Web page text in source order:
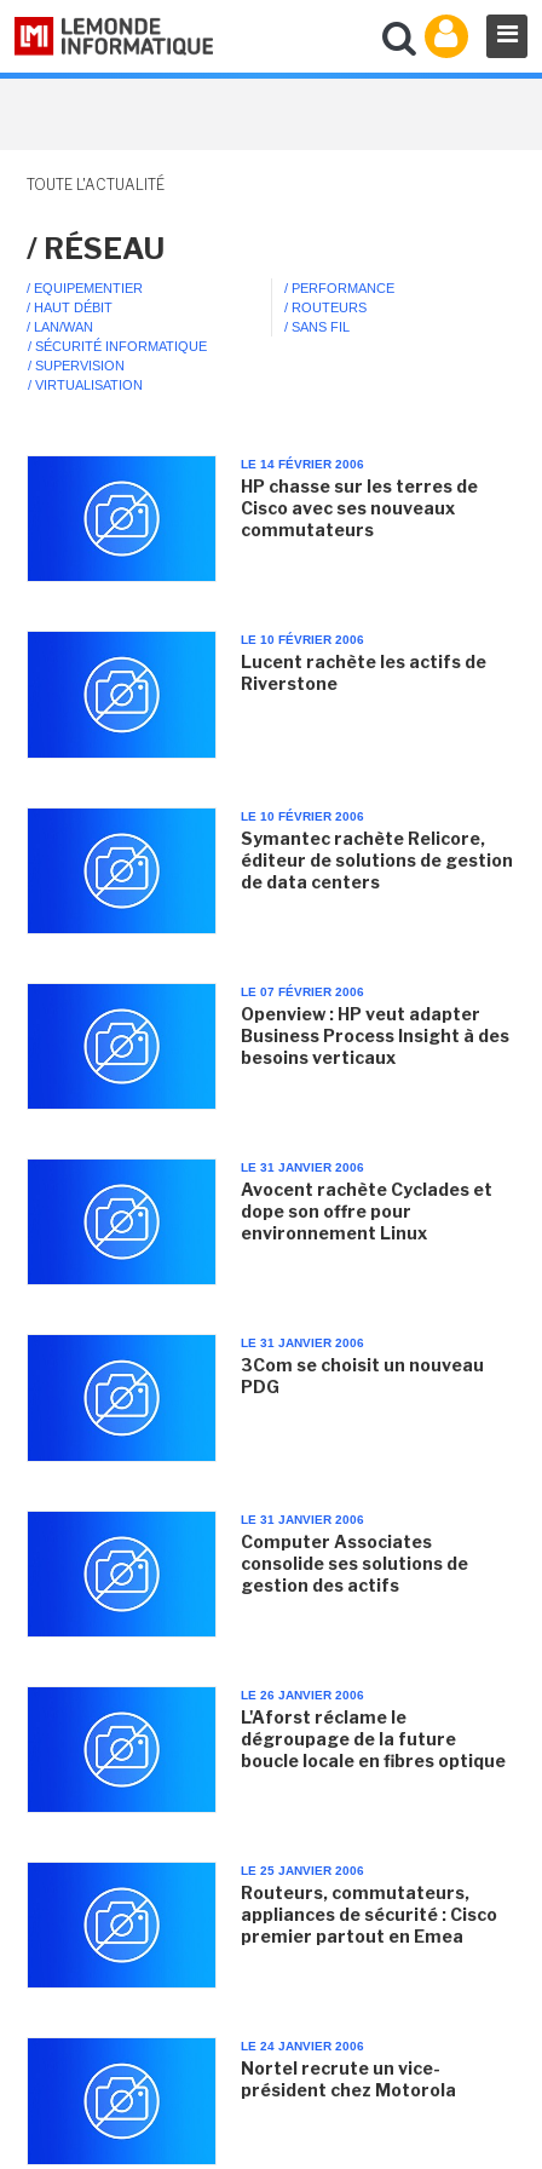
TOUTE L'ACTUALITÉ
/ RÉSEAU
/ EQUIPEMENTIER
/ HAUT DÉBIT
/ LAN/WAN
/ PERFORMANCE
/ ROUTEURS
/ SANS FIL
/ SÉCURITÉ INFORMATIQUE
/ SUPERVISION
/ VIRTUALISATION
LE 14 FÉVRIER 2006
HP chasse sur les terres de
Cisco avec ses nouveaux
commutateurs
LE 10 FÉVRIER 2006
Lucent rachète les actifs de
Riverstone
LE 10 FÉVRIER 2006
Symantec rachète Relicore,
éditeur de solutions de gestion
de data centers
LE 07 FÉVRIER 2006
Openview : HP veut adapter
Business Process Insight à des
besoins verticaux
LE 31 JANVIER 2006
Avocent rachète Cyclades et
dope son offre pour
environnement Linux
LE 31 JANVIER 2006
3Com se choisit un nouveau
PDG
LE 31 JANVIER 2006
Computer Associates
consolide ses solutions de
gestion des actifs
LE 26 JANVIER 2006
L'Aforst réclame le
dégroupage de la future
boucle locale en fibres optique
LE 25 JANVIER 2006
Routeurs, commutateurs,
appliances de sécurité : Cisco
premier partout en Emea
LE 24 JANVIER 2006
Nortel recrute un vice-
président chez Motorola